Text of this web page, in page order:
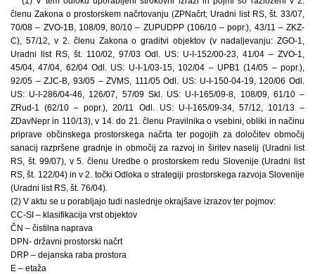
členu Zakona o prostorskem načrtovanju (ZPNačrt; Uradni list RS, št. 33/07,
70/08 – ZVO-1B, 108/09, 80/10 – ZUPUDPP (106/10 – popr.), 43/11 – ZKZ-
C), 57/12, v 2. členu Zakona o graditvi objektov (v nadaljevanju: ZGO-1,
Uradni list RS, št. 110/02, 97/03 Odl. US: U-I-152/00-23, 41/04 – ZVO-1,
45/04, 47/04, 62/04 Odl. US: U-I-1/03-15, 102/04 – UPB1 (14/05 – popr.),
92/05 – ZJC-B, 93/05 – ZVMS, 111/05 Odl. US: U-I-150-04-19, 120/06 Odl.
US: U-I-286/04-46, 126/07, 57/09 Skl. US: U-I-165/09-8, 108/09, 61/10 –
ZRud-1 (62/10 – popr.), 20/11 Odl. US: U-I-165/09-34, 57/12, 101/13 –
ZDavNepr in 110/13), v 14. do 21. členu Pravilnika o vsebini, obliki in načinu
priprave občinskega prostorskega načrta ter pogojih za določitev območij
sanacij razpršene gradnje in območij za razvoj in širitev naselij (Uradni list
RS, št. 99/07), v 5. členu Uredbe o prostorskem redu Slovenije (Uradni list
RS, št. 122/04) in v 2. točki Odloka o strategiji prostorskega razvoja Slovenije
(Uradni list RS, št. 76/04).
(2) V aktu se u porabljajo tudi naslednje okrajšave izrazov ter pojmov:
CC-SI – klasifikacija vrst objektov
ČN – čistilna naprava
DPN- državni prostorski načrt
DRP – dejanska raba prostora
E – etaža